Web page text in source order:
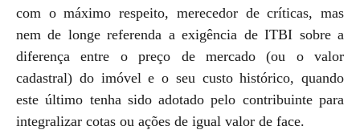
com o máximo respeito, merecedor de críticas, mas
nem de longe referenda a exigência de ITBI sobre a
diferença entre o preço de mercado (ou o valor
cadastral) do imóvel e o seu custo histórico, quando
este último tenha sido adotado pelo contribuinte para
integralizar cotas ou ações de igual valor de face.